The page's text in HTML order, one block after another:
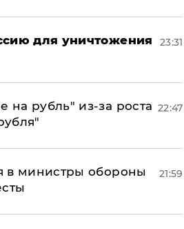
для уничтожения
23:31
рубль" из-за роста 22:47
в министры обороны
21:59